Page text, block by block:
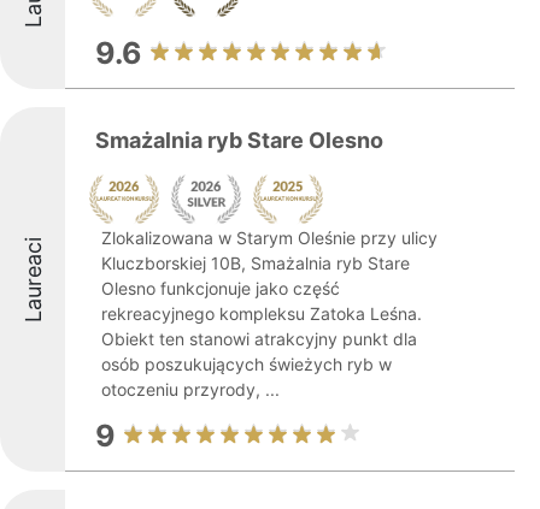
9.6
Laureaci
Smażalnia ryb Stare Olesno
Zlokalizowana w Starym Oleśnie przy ulicy
Kluczborskiej 10B, Smażalnia ryb Stare
Olesno funkcjonuje jako część
rekreacyjnego kompleksu Zatoka Leśna.
Obiekt ten stanowi atrakcyjny punkt dla
osób poszukujących świeżych ryb w
otoczeniu przyrody, ...
9